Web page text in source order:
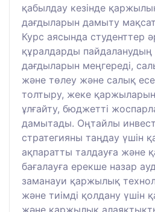
қабылдау кезінде
дағдыларын дамыту
Курс аясында студенттер
құралдарды пайдаланудың
дағдыларын меңгереді,
және төлеу және салық
толтыру, жеке
ұлғайту, бюджетті
дамытады. Оңтайлы
стратегияны таңдау үшін
ақпаратты талдауға және
бағалауға ерекше назар
заманауи қаржылық
және тиімді қолдану үшін
және қаржылық